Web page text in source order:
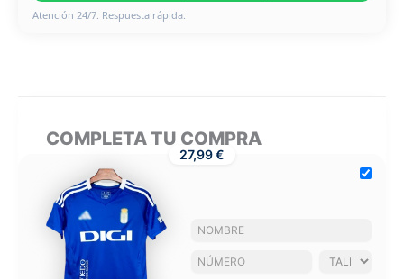
Atención 24/7. Respuesta rápida.
COMPLETA TU COMPRA
27,99 €